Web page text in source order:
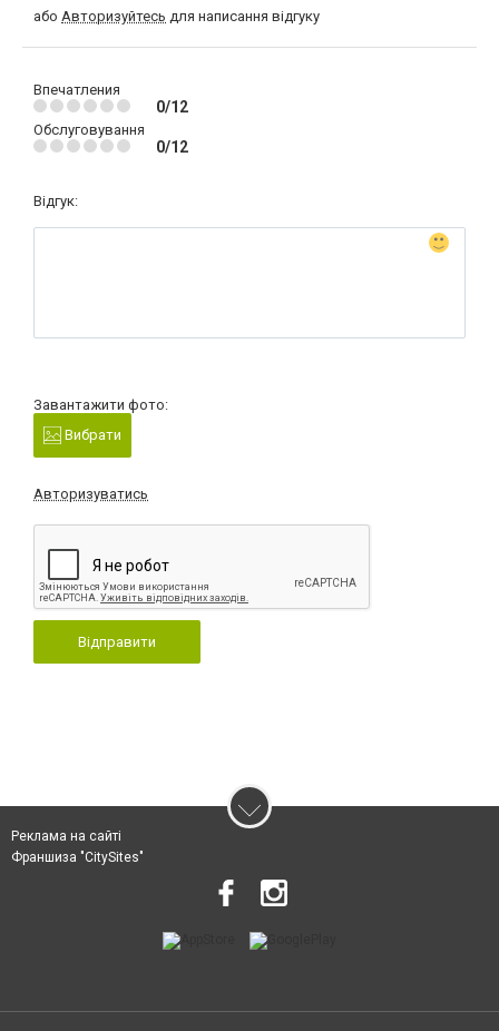
або Авторизуйтесь для написання відгуку
Впечатления
0/12
Обслуговування
0/12
Відгук:
Завантажити фото:
Вибрати
Авторизуватись
Відправити
Реклама на сайті
Франшиза "CitySites"